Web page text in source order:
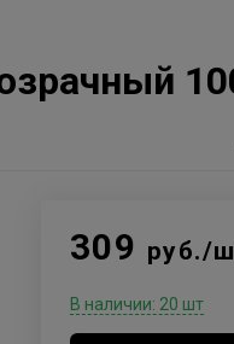
309 руб./
В наличии: 20 шт